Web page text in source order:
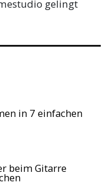
gelingt
in 7 einfachen
beim Gitarre